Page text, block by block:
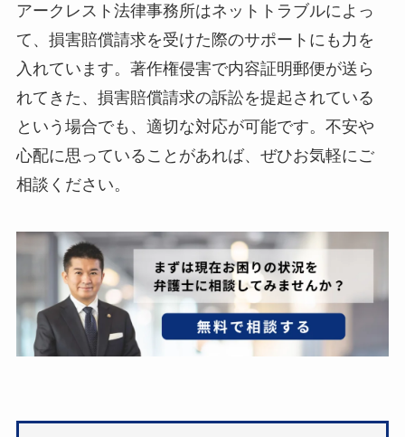
アークレスト法律事務所はネットトラブルによっ
て、損害賠償請求を受けた際のサポートにも力を
入れています。著作権侵害で内容証明郵便が送ら
れてきた、損害賠償請求の訴訟を提起されている
という場合でも、適切な対応が可能です。不安や
心配に思っていることがあれば、ぜひお気軽にご
相談ください。